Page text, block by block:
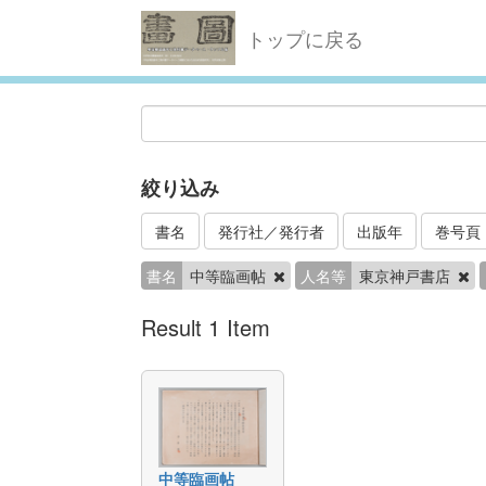
トップに戻る
絞り込み
書名 発行社／発行者 出版年 巻号頁
書名 中等臨画帖 人名等 東京神戸書店
Result 1 Item
中等臨画帖